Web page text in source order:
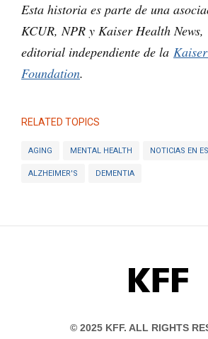
Esta historia es parte de una
KCUR, NPR y Kaiser Health
editorial independiente de la
Foundation.
RELATED TOPICS
AGING MENTAL HEALTH NOTICIAS EN
ALZHEIMER'S DEMENTIA
KFF
© 2025 KFF. ALL RIGHTS